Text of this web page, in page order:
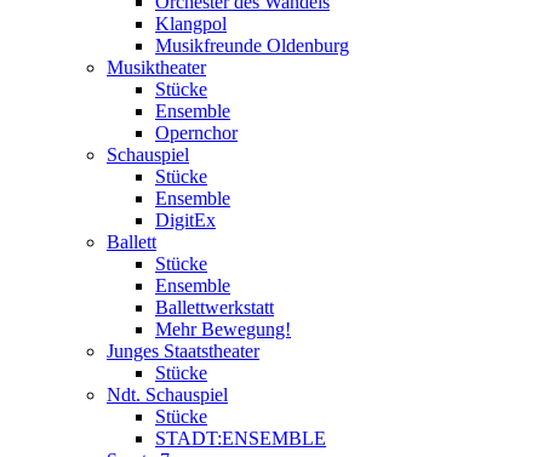
Klangpol
Musikfreunde Oldenburg
Musiktheater
Stücke
Ensemble
Opernchor
Schauspiel
Stücke
Ensemble
DigitEx
Ballett
Stücke
Ensemble
Ballettwerkstatt
Mehr Bewegung!
Junges Staatstheater
Stücke
Ndt. Schauspiel
Stücke
STADT:ENSEMBLE